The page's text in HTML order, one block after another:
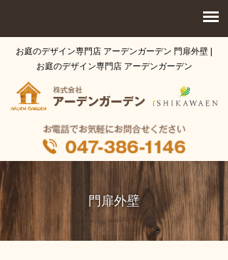
お庭のデザイン専門店 アーデンガーデン 門扉外壁 |
お庭のデザイン専門店 アーデンガーデン
門扉外壁